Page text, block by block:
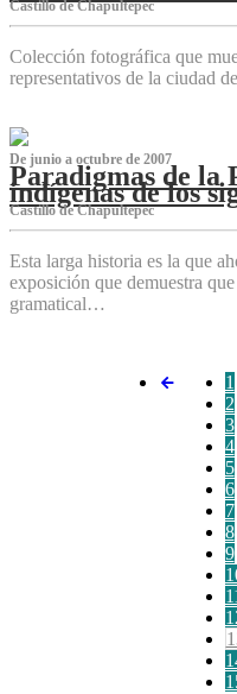
Castillo de Chapultepec
Colección fotográfica que
representativos de la ciudad
De junio a octubre de 2007
Paradigmas de la
indígenas de los
Castillo de Chapultepec
Esta larga historia es la que
exposición que demuestra
gramatical…
1
2
3
4
5
6
7
8
9